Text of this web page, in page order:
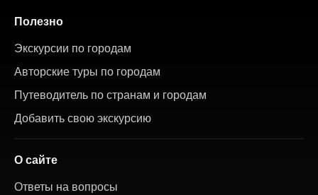
Полезно
Экскурсии по городам
Авторские туры по городам
Путеводитель по странам и городам
Добавить свою экскурсию
О сайте
Ответы на вопросы